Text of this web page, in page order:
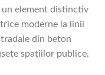
un element distinctiv
moderne la linii
din beton
spațiilor publice.